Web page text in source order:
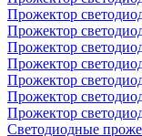
Прожектор
Прожектор
Прожектор
Прожектор
Прожектор
Прожектор
Прожектор
Светодиодные